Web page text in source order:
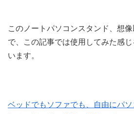
このノートパソコンスタンド、想
で、この記事では使用してみた感
います。
ベッドでもソファでも、自由にパ